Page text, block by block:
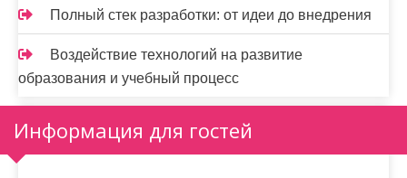
Полный стек разработки: от идеи до внедрения
Воздействие технологий на развитие
образования и учебный процесс
Информация для гостей